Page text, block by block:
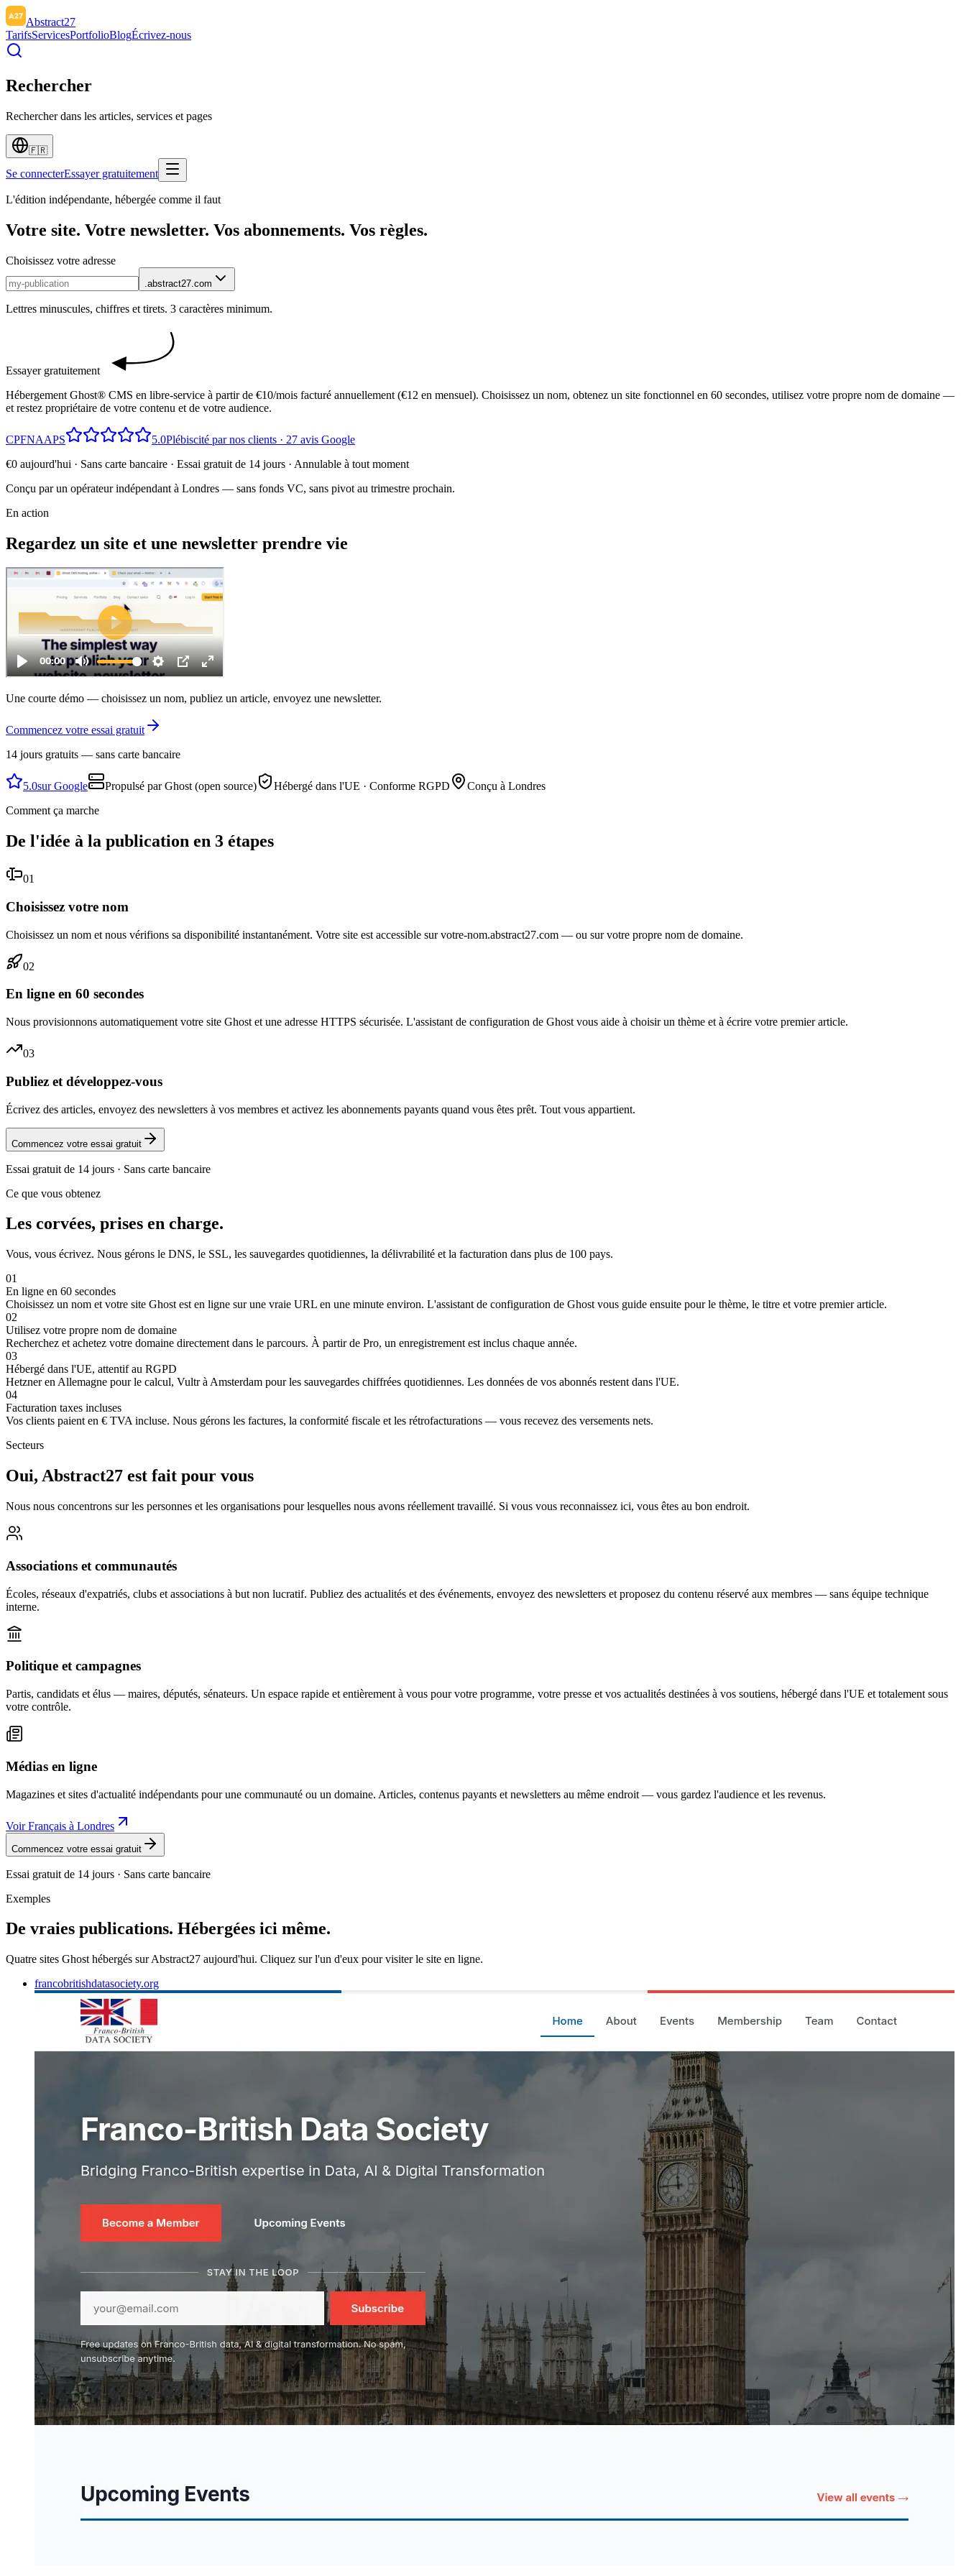
Abstract27
TarifsServicesPortfolioBlogÉcrivez-nous
Rechercher
Rechercher dans les articles, services et pages
🇫🇷
Se connecterEssayer gratuitement
L'édition indépendante, hébergée comme il faut
Votre site. Votre newsletter. Vos abonnements. Vos règles.
Choisissez votre adresse
.abstract27.com
Lettres minuscules, chiffres et tirets. 3 caractères minimum.
Essayer gratuitement
Hébergement Ghost® CMS en libre-service à partir de €10/mois facturé annuellement (€12 en mensuel). Choisissez un nom, obtenez un site fonctionnel en 60 secondes, utilisez votre propre nom de domaine —
et restez propriétaire de votre contenu et de votre audience.
CPFNAAPS 5.0Plébiscité par nos clients · 27 avis Google
€0 aujourd'hui · Sans carte bancaire · Essai gratuit de 14 jours · Annulable à tout moment
Conçu par un opérateur indépendant à Londres — sans fonds VC, sans pivot au trimestre prochain.
En action
Regardez un site et une newsletter prendre vie
Une courte démo — choisissez un nom, publiez un article, envoyez une newsletter.
Commencez votre essai gratuit
14 jours gratuits — sans carte bancaire
5.0sur Google Propulsé par Ghost (open source) Hébergé dans l'UE · Conforme RGPD
Conçu à Londres
Comment ça marche
De l'idée à la publication en 3 étapes
01
Choisissez votre nom
Choisissez un nom et nous vérifions sa disponibilité instantanément. Votre site est accessible sur votre-nom.abstract27.com — ou sur votre propre nom de domaine.
02
En ligne en 60 secondes
Nous provisionnons automatiquement votre site Ghost et une adresse HTTPS sécurisée. L'assistant de configuration de Ghost vous aide à choisir un thème et à écrire votre premier article.
03
Publiez et développez-vous
Écrivez des articles, envoyez des newsletters à vos membres et activez les abonnements payants quand vous êtes prêt. Tout vous appartient.
Commencez votre essai gratuit
Essai gratuit de 14 jours · Sans carte bancaire
Ce que vous obtenez
Les corvées, prises en charge.
Vous, vous écrivez. Nous gérons le DNS, le SSL, les sauvegardes quotidiennes, la délivrabilité et la facturation dans plus de 100 pays.
01
En ligne en 60 secondes
Choisissez un nom et votre site Ghost est en ligne sur une vraie URL en une minute environ. L'assistant de configuration de Ghost vous guide ensuite pour le thème, le titre et votre premier article.
02
Utilisez votre propre nom de domaine
Recherchez et achetez votre domaine directement dans le parcours. À partir de Pro, un enregistrement est inclus chaque année.
03
Hébergé dans l'UE, attentif au RGPD
Hetzner en Allemagne pour le calcul, Vultr à Amsterdam pour les sauvegardes chiffrées quotidiennes. Les données de vos abonnés restent dans l'UE.
04
Facturation taxes incluses
Vos clients paient en € TVA incluse. Nous gérons les factures, la conformité fiscale et les rétrofacturations — vous recevez des versements nets.
Secteurs
Oui, Abstract27 est fait pour vous
Nous nous concentrons sur les personnes et les organisations pour lesquelles nous avons réellement travaillé. Si vous vous reconnaissez ici, vous êtes au bon endroit.
Associations et communautés
Écoles, réseaux d'expatriés, clubs et associations à but non lucratif. Publiez des actualités et des événements, envoyez des newsletters et proposez du contenu réservé aux membres — sans équipe technique
interne.
Politique et campagnes
Partis, candidats et élus — maires, députés, sénateurs. Un espace rapide et entièrement à vous pour votre programme, votre presse et vos actualités destinées à vos soutiens, hébergé dans l'UE et totalement sous
votre contrôle.
Médias en ligne
Magazines et sites d'actualité indépendants pour une communauté ou un domaine. Articles, contenus payants et newsletters au même endroit — vous gardez l'audience et les revenus.
Voir Français à Londres
Commencez votre essai gratuit
Essai gratuit de 14 jours · Sans carte bancaire
Exemples
De vraies publications. Hébergées ici même.
Quatre sites Ghost hébergés sur Abstract27 aujourd'hui. Cliquez sur l'un d'eux pour visiter le site en ligne.
francobritishdatasociety.org